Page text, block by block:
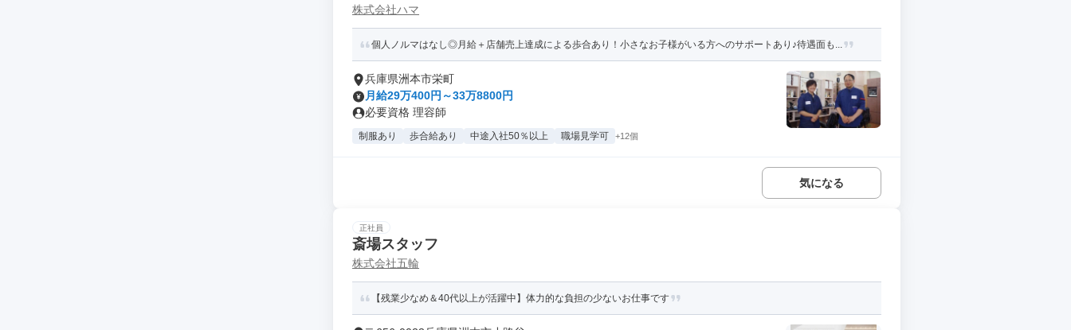
株式会社ハマ
個人ノルマはなし◎月給＋店舗売上達成による歩合あり！小さなお子様がいる方へのサポートあり♪待遇面も...
兵庫県洲本市栄町
月給29万400円～33万8800円
必要資格 理容師
制服あり 歩合給あり 中途入社50％以上 職場見学可 +12個
気になる
正社員
斎場スタッフ
株式会社五輪
【残業少なめ＆40代以上が活躍中】体力的な負担の少ないお仕事です